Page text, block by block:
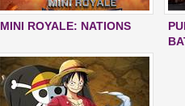
MINI ROYALE: NATIONS